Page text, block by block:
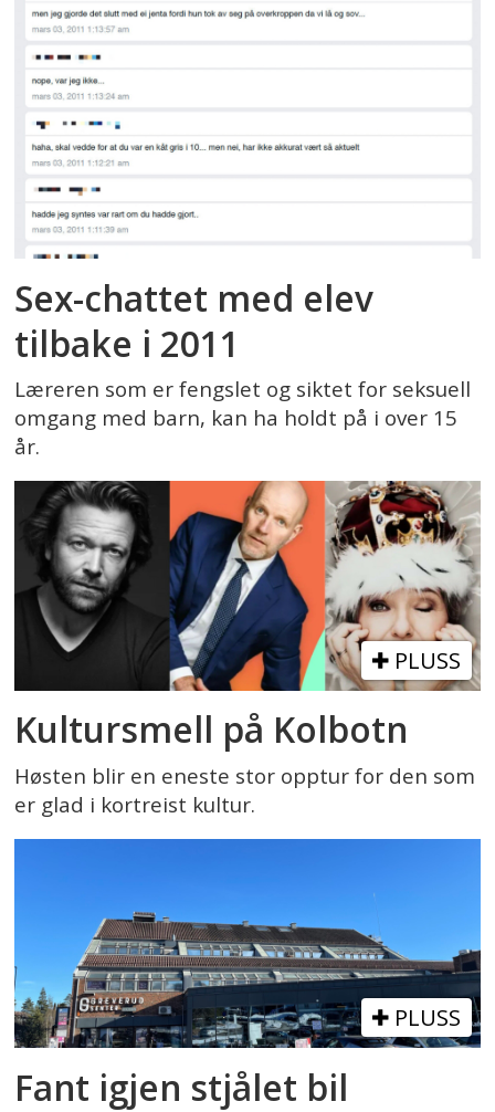
Sex-chattet med elev
tilbake i 2011
Læreren som er fengslet og siktet for seksuell
omgang med barn, kan ha holdt på i over 15
år.
PLUSS
Kultursmell på Kolbotn
Høsten blir en eneste stor opptur for den som
er glad i kortreist kultur.
PLUSS
Fant igjen stjålet bil